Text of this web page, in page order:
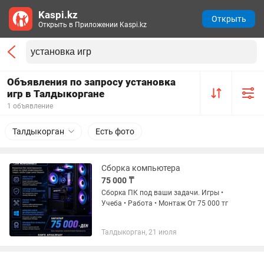
Объявления по запросу установка
игр в Талдыкоргане
1 объявление
Талдыкорган Есть фото
Сборка компьютера
75 000 ₸
Сборка ПК под ваши задачи. Игры •
Учеба • Работа • Монтаж От 75 000 тг
Талдыкорган, 21 июля
Kaspi.kz
Открыть в Приложении Kaspi.kz
Открыть